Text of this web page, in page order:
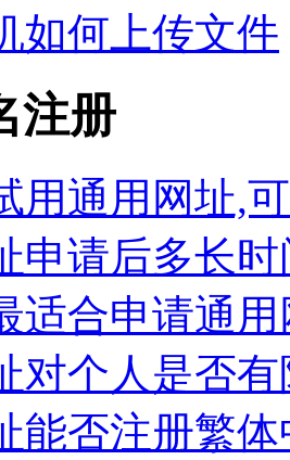
如何上传文件
注册
用通用网址,
申请后多长
适合申请通用
对个人是否有
能否注册繁体